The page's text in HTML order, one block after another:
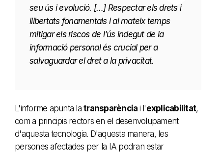
seu ús i evolució. […] Respectar els drets i
llibertats fonamentals i al mateix temps
mitigar els riscos de l'ús indegut de la
informació personal és crucial per a
salvaguardar el dret a la privacitat.
L'informe apunta la transparència i l'explicabilitat,
com a principis rectors en el desenvolupament
d'aquesta tecnologia. D'aquesta manera, les
persones afectades per la IA podran estar